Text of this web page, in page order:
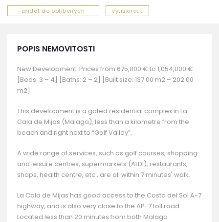
přidat do oblíbených vytisknout
POPIS NEMOVITOSTI
New Development: Prices from 675,000 € to 1,054,000 €.
[Beds: 3 – 4] [Baths: 2 – 2] [Built size: 137.00 m2 – 202.00
m2]
This development is a gated residential complex in La
Cala de Mijas (Malaga), less than a kilometre from the
beach and right next to “Golf Valley”.
A wide range of services, such as golf courses, shopping
and leisure centres, supermarkets (ALDI), restaurants,
shops, health centre, etc., are all within 7 minutes' walk.
La Cala de Mijas has good access to the Costa del Sol A-7
highway, and is also very close to the AP-7 toll road.
Located less than 20 minutes from both Malaga